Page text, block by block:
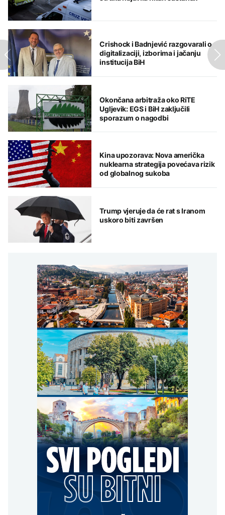
Crishock i Badnjević razgovarali o
digitalizaciji, izborima i jačanju
institucija BiH
Okončana arbitraža oko RiTE
Ugljevik: EGS i BiH zaključili
sporazum o nagodbi
Kina upozorava: Nova američka
nuklearna strategija povećava rizik
od globalnog sukoba
Trump vjeruje da će rat s Iranom
uskoro biti završen